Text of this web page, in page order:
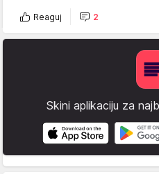
Reaguj 2
Skini aplikaciju za